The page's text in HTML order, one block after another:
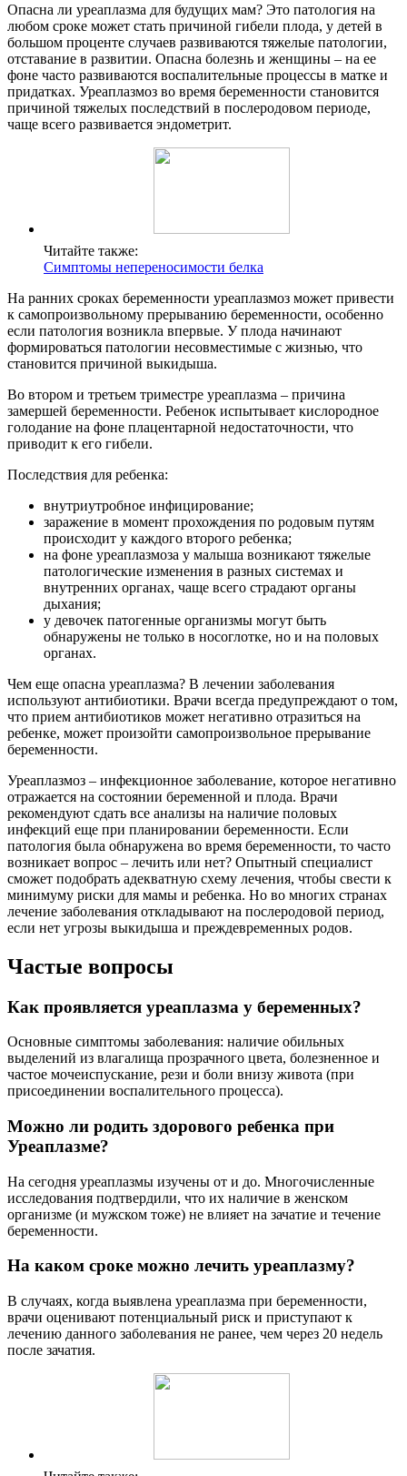
Опасна ли уреаплазма для будущих мам? Это патология на
любом сроке может стать причиной гибели плода, у детей в
большом проценте случаев развиваются тяжелые патологии,
отставание в развитии. Опасна болезнь и женщины – на ее
фоне часто развиваются воспалительные процессы в матке и
придатках. Уреаплазмоз во время беременности становится
причиной тяжелых последствий в послеродовом периоде,
чаще всего развивается эндометрит.
Читайте также:
Симптомы непереносимости белка
На ранних сроках беременности уреаплазмоз может привести
к самопроизвольному прерыванию беременности, особенно
если патология возникла впервые. У плода начинают
формироваться патологии несовместимые с жизнью, что
становится причиной выкидыша.
Во втором и третьем триместре уреаплазма – причина
замершей беременности. Ребенок испытывает кислородное
голодание на фоне плацентарной недостаточности, что
приводит к его гибели.
Последствия для ребенка:
внутриутробное инфицирование;
заражение в момент прохождения по родовым путям
происходит у каждого второго ребенка;
на фоне уреаплазмоза у малыша возникают тяжелые
патологические изменения в разных системах и
внутренних органах, чаще всего страдают органы
дыхания;
у девочек патогенные организмы могут быть
обнаружены не только в носоглотке, но и на половых
органах.
Чем еще опасна уреаплазма? В лечении заболевания
используют антибиотики. Врачи всегда предупреждают о том,
что прием антибиотиков может негативно отразиться на
ребенке, может произойти самопроизвольное прерывание
беременности.
Уреаплазмоз – инфекционное заболевание, которое негативно
отражается на состоянии беременной и плода. Врачи
рекомендуют сдать все анализы на наличие половых
инфекций еще при планировании беременности. Если
патология была обнаружена во время беременности, то часто
возникает вопрос – лечить или нет? Опытный специалист
сможет подобрать адекватную схему лечения, чтобы свести к
минимуму риски для мамы и ребенка. Но во многих странах
лечение заболевания откладывают на послеродовой период,
если нет угрозы выкидыша и преждевременных родов.
Частые вопросы
Как проявляется уреаплазма у беременных?
Основные симптомы заболевания: наличие обильных
выделений из влагалища прозрачного цвета, болезненное и
частое мочеиспускание, рези и боли внизу живота (при
присоединении воспалительного процесса).
Можно ли родить здорового ребенка при
Уреаплазме?
На сегодня уреаплазмы изучены от и до. Многочисленные
исследования подтвердили, что их наличие в женском
организме (и мужском тоже) не влияет на зачатие и течение
беременности.
На каком сроке можно лечить уреаплазму?
В случаях, когда выявлена уреаплазма при беременности,
врачи оценивают потенциальный риск и приступают к
лечению данного заболевания не ранее, чем через 20 недель
после зачатия.